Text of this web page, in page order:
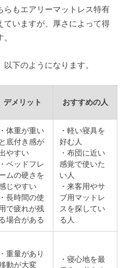
らもエアリーマットレス特有
ていますが、厚さによって得
下のようになります。
デメリット おすすめの人
・体重が重い
と底付き感が
やすい
・ベッドフレ
ムの硬さを
じやすい
・長時間の使
で疲れが残
る場合がある
・軽い寝具を
好む人
・布団に近い
感覚で使いた
い人
・来客用やサ
ブ用マットレ
スを探してい
る人
・重量があり
動が大変
・寝心地を最